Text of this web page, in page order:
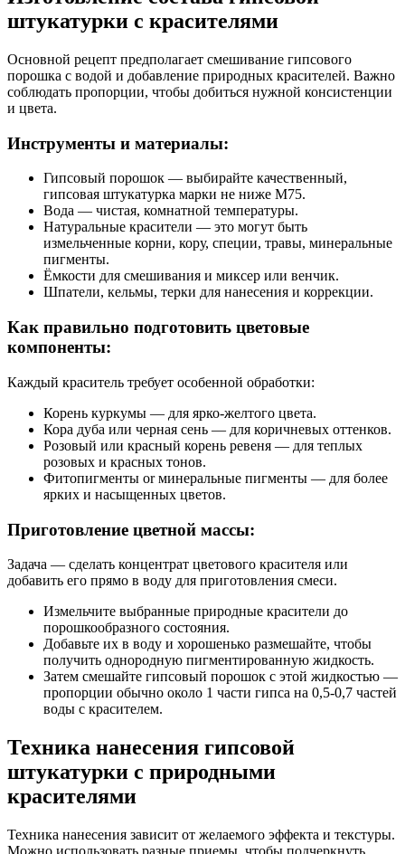
штукатурки с красителями
Основной рецепт предполагает смешивание гипсового
порошка с водой и добавление природных красителей. Важно
соблюдать пропорции, чтобы добиться нужной консистенции
и цвета.
Инструменты и материалы:
Гипсовый порошок — выбирайте качественный,
гипсовая штукатурка марки не ниже М75.
Вода — чистая, комнатной температуры.
Натуральные красители — это могут быть
измельченные корни, кору, специи, травы, минеральные
пигменты.
Ёмкости для смешивания и миксер или венчик.
Шпатели, кельмы, терки для нанесения и коррекции.
Как правильно подготовить цветовые
компоненты:
Каждый краситель требует особенной обработки:
Корень куркумы — для ярко-желтого цвета.
Кора дуба или черная сень — для коричневых оттенков.
Розовый или красный корень ревеня — для теплых
розовых и красных тонов.
Фитопигменты or минеральные пигменты — для более
ярких и насыщенных цветов.
Приготовление цветной массы:
Задача — сделать концентрат цветового красителя или
добавить его прямо в воду для приготовления смеси.
Измельчите выбранные природные красители до
порошкообразного состояния.
Добавьте их в воду и хорошенько размешайте, чтобы
получить однородную пигментированную жидкость.
Затем смешайте гипсовый порошок с этой жидкостью —
пропорции обычно около 1 части гипса на 0,5-0,7 частей
воды с красителем.
Техника нанесения гипсовой
штукатурки с природными
красителями
Техника нанесения зависит от желаемого эффекта и текстуры.
Можно использовать разные приемы, чтобы подчеркнуть